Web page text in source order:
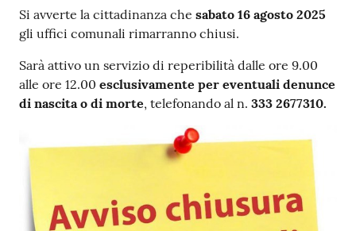
Contenuto
Si avverte la cittadinanza che sabato 16 agosto 2025
gli uffici comunali rimarranno chiusi.
Sarà attivo un servizio di reperibilità dalle ore 9.00
alle ore 12.00 esclusivamente per eventuali denunce
di nascita o di morte, telefonando al n. 333 2677310.